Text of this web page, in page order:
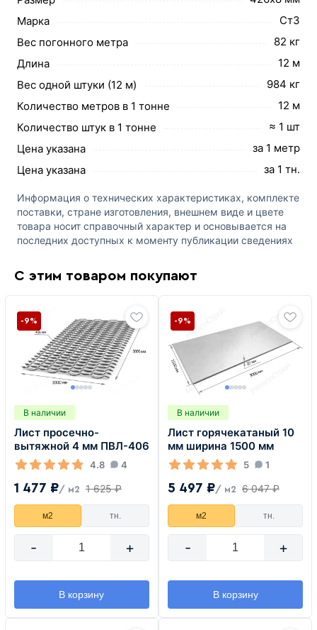
Марка
Ст3
Вес погонного метра
82 кг
Длина
12 м
Вес одной штуки (12 м)
984 кг
Количество метров в 1 тонне
12 м
Количество штук в 1 тонне
≈ 1 шт
Цена указана
за 1 метр
Цена указана
за 1 тн.
Информация о технических характеристиках, комплекте
поставки, стране изготовления, внешнем виде и цвете
товара носит справочный характер и основывается на
последних доступных к моменту публикации сведениях
С этим товаром покупают
В наличии
Лист просечно-
вытяжной 4 мм ПВЛ-406
4.8 4
1 477 ₽/ м2 1 625 ₽
-9%
м2 тн.
- +
В корзину
В наличии
Лист горячекатаный 10
мм ширина 1500 мм
5 1
5 497 ₽/ м2 6 047 ₽
-9%
м2 тн.
- +
В корзину